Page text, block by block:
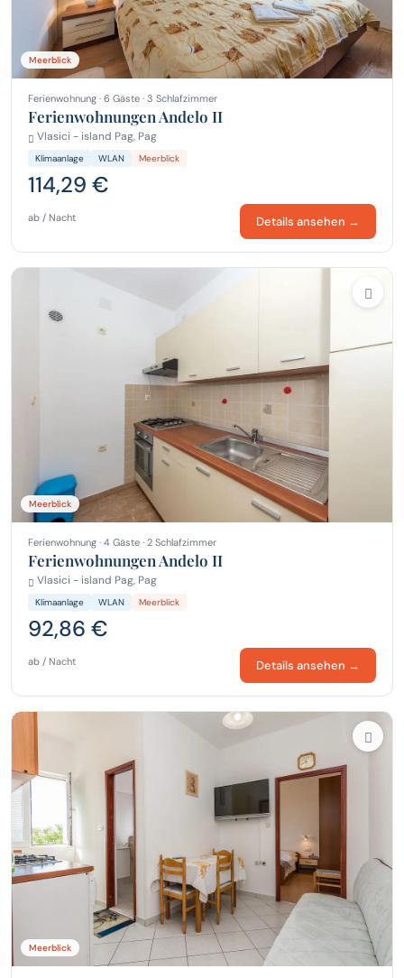
Meerblick
Ferienwohnung · 6 Gäste · 3 Schlafzimmer
Ferienwohnungen Andelo II
Vlasici - island Pag, Pag
Klimaanlage WLAN Meerblick
114,29 €
ab / Nacht Details ansehen →
Meerblick
Ferienwohnung · 4 Gäste · 2 Schlafzimmer
Ferienwohnungen Andelo II
Vlasici - island Pag, Pag
Klimaanlage WLAN Meerblick
92,86 €
ab / Nacht Details ansehen →
Meerblick